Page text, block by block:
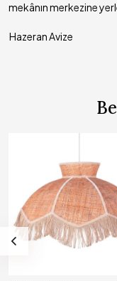
mekânın merkezine
Hazeran Avize